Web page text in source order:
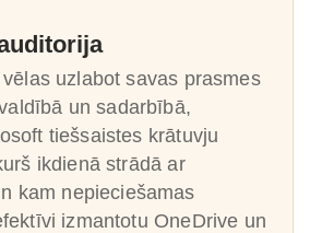
uzlabot savas prasmes
un sadarbībā,
tiešsaistes krātuvju
ikdienā strādā ar
kam nepieciešamas
izmantotu OneDrive un